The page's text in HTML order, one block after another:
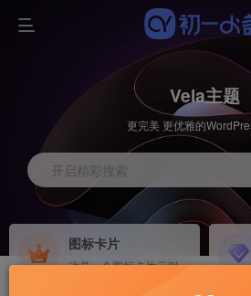
Vela主题
更完美 更优雅的
开启精彩搜索
图标卡片
这是一个图标卡片示例